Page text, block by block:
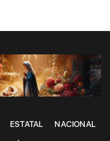
ESTATAL NACIONAL